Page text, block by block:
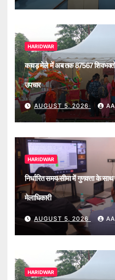
HARIDWAR
कावड़ मेले में अब तक 87567
उपचार
AUGUST 5, 2026
HARIDWAR
निर्धारित समय-सीमा में गुणवत्ता के साथ
मेलाधिकारी
AUGUST 5, 2026
HARIDWAR